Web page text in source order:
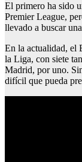
El primero ha sido
Premier League,
llevado a buscar
En la actualidad, el
la Liga, con siete
Madrid, por uno.
difícil que pueda